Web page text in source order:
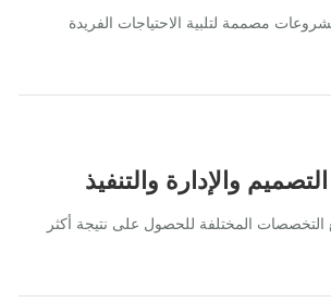
مصممة لتلبية الاحتياجات الفريدة
والإدارة والتنفيذ
المختلفة للحصول على نتيجة أكثر